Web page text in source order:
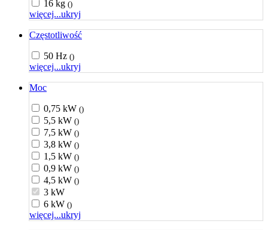
16 kg ()
więcej...ukryj
Częstotliwość
50 Hz ()
więcej...ukryj
Moc
0,75 kW ()
5,5 kW ()
7,5 kW ()
3,8 kW ()
1,5 kW ()
0,9 kW ()
4,5 kW ()
3 kW
6 kW ()
więcej...ukryj